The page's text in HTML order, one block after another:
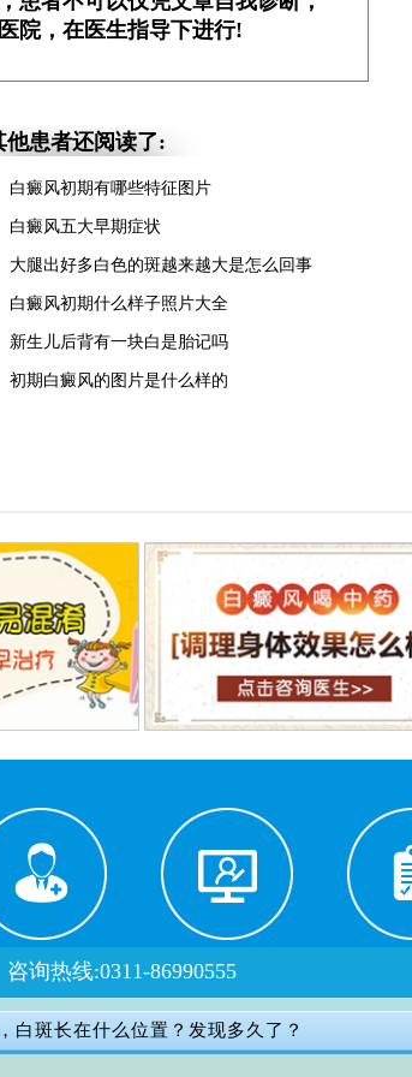
院，在医生指导下进行!
他患者还阅读了:
白癜风初期有哪些特征图片
白癜风五大早期症状
大腿出好多白色的斑越来越大是怎么回事
白癜风初期什么样子照片大全
新生儿后背有一块白是胎记吗
初期白癜风的图片是什么样的
医生门诊 在线预约 自
时间：
咨询热线:0311-86990555
白斑长在什么位置？发现多久了？